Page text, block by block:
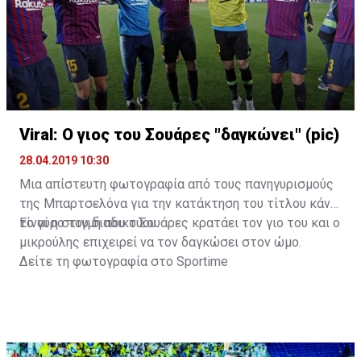
Viral: Ο γιος του Σουάρες "δαγκώνει" (pic)
28.04.2019 10:30
Μια απίστευτη φωτογραφία από τους πανηγυρισμούς
της Μπαρτσελόνα για την κατάκτηση του τίτλου κάνει
το γύρο του διαδικτύου.
Είναι η στιγμή που ο Σουάρες κρατάει τον γιο του και ο
μικρούλης επιχειρεί να τον δαγκώσει στον ώμο.
Δείτε τη φωτογραφία στο Sportime